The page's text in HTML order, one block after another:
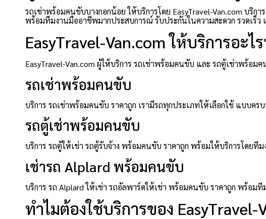
รถเช่าพร้อมคนขับบางกอกน้อย ให้บริการโดย EasyTravel-Van.com บริก
พร้อมทีมงานมืออาชีพมากประสบการณ์ รับประกันในความสะดวก รวดเร็ว
EasyTravel-Van.com ให้บริการอะไ
EasyTravel-Van.com ผู้ให้บริการ รถเช่าพร้อมคนขับ และ รถตู้เช่าพร้อม
รถเช่าพร้อมคนขับ
บริการ รถเช่าพร้อมคนขับ ราคาถูก เรามีรถทุกประเภทให้เลือกใช้ แบบคร
รถตู้เช่าพร้อมคนขับ
บริการ รถตู้ให้เช่า รถตู้รับจ้าง พร้อมคนขับ ราคาถูก พร้อมให้บริการโดย
เช่ารถ Alplard พร้อมคนขับ
บริการ รถ Alplard ให้เช่า รถอัลพาร์ดให้เช่า พร้อมคนขับ ราคาถูก พร้อ
ทำไมต้องใช้บริการของ EasyTravel-